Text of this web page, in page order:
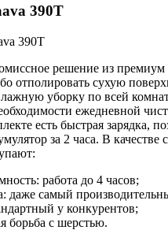
390T
решение из премиум
отполировать сухую
уборку по всей
ежедневной
есть быстрая зарядка,
за 2 часа. В качестве
работа до 4 часов;
даже самый
у конкурентов;
борьба с шерстью.